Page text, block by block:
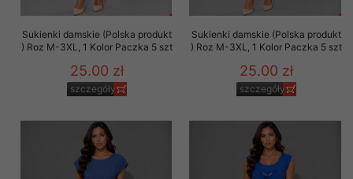
Sukienki damskie (Polska produkt
) Roz M-3XL, 1 Kolor Paczka 5 szt
25.00 zł
szczegóły
Sukienki damskie (Polska produkt
) Roz M-3XL, 1 Kolor Paczka 5 szt
25.00 zł
szczegóły